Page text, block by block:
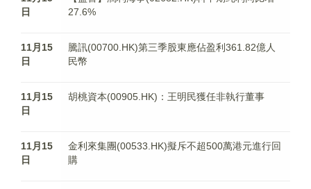
日
27.6%
11月15
日
騰訊(00700.HK)第三季股東應佔盈利361.82億人
民幣
11月15
日
胡桃資本(00905.HK)：王明民獲任非執行董事
11月15
日
金利來集團(00533.HK)擬斥不超500萬港元進行回
購